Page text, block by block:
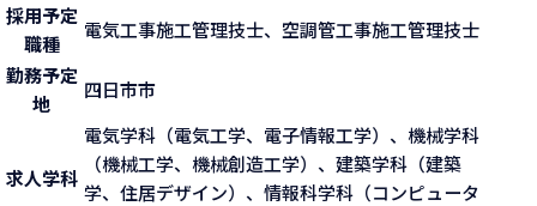
採用予定
職種
電気工事施工管理技士、空調管工事施工管理技士
勤務予定
地
四日市市
求人学科
電気学科（電気工学、電子情報工学）、機械学科
（機械工学、機械創造工学）、建築学科（建築
学、住居デザイン）、情報科学科（コンピュータ